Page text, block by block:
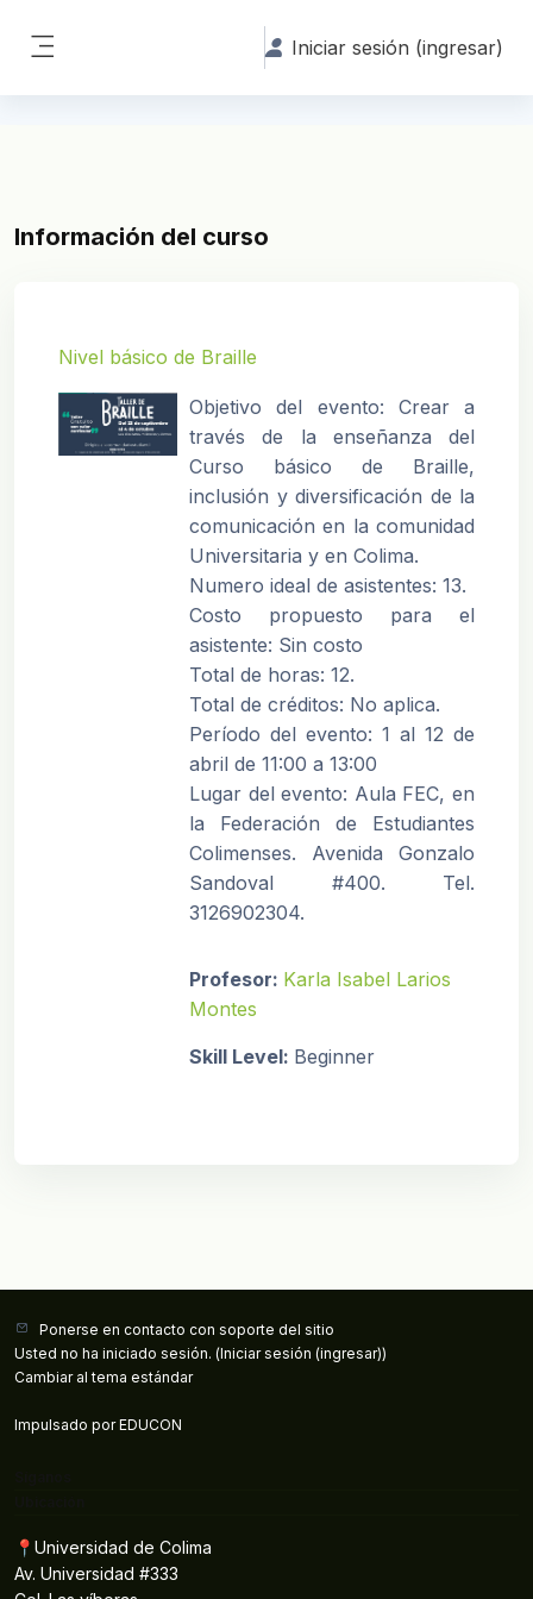
Saltar al contenido principal Iniciar sesión (ingresar)
Información del curso
Nivel básico de Braille
Objetivo del evento: Crear a
través de la enseñanza del
Curso básico de Braille,
inclusión y diversificación de la
comunicación en la comunidad
Universitaria y en Colima.
Numero ideal de asistentes: 13.
Costo propuesto para el
asistente: Sin costo
Total de horas: 12.
Total de créditos: No aplica.
Período del evento: 1 al 12 de
abril de 11:00 a 13:00
Lugar del evento: Aula FEC, en
la Federación de Estudiantes
Colimenses. Avenida Gonzalo
Sandoval #400. Tel.
3126902304.
Profesor: Karla Isabel Larios
Montes
Skill Level: Beginner
Ponerse en contacto con soporte del sitio
Usted no ha iniciado sesión. (Iniciar sesión (ingresar))
Cambiar al tema estándar
Impulsado porEDUCON
📍Universidad de Colima
Av. Universidad #333